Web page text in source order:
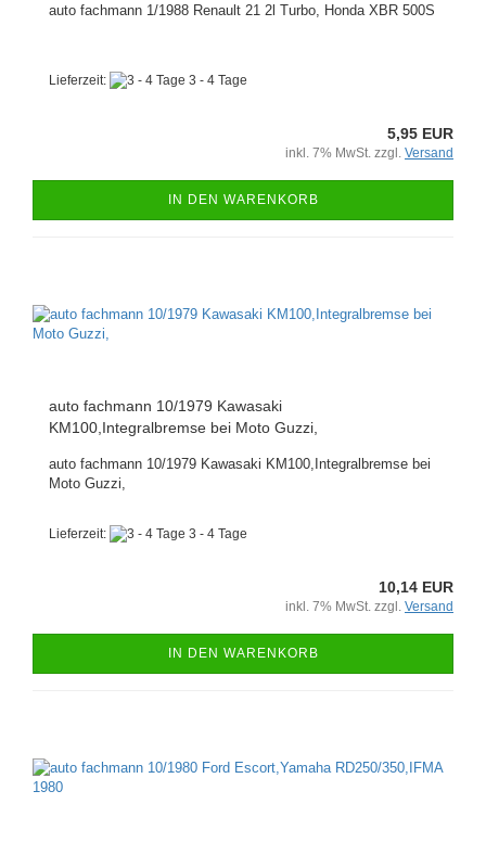
auto fachmann 1/1988 Renault 21 2l Turbo, Honda XBR 500S
Lieferzeit: 3 - 4 Tage
5,95 EUR
inkl. 7% MwSt. zzgl. Versand
IN DEN WARENKORB
auto fachmann 10/1979 Kawasaki
KM100,Integralbremse bei Moto Guzzi,
auto fachmann 10/1979 Kawasaki KM100,Integralbremse bei
Moto Guzzi,
Lieferzeit: 3 - 4 Tage
10,14 EUR
inkl. 7% MwSt. zzgl. Versand
IN DEN WARENKORB